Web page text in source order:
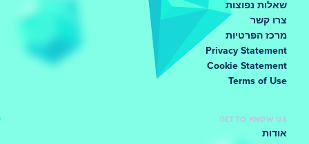
שאלות נפוצות
צרו קשר
מרכז הפרטיות
Privacy Statement
Cookie Statement
Terms of Use
GET TO KNOW US
אודות